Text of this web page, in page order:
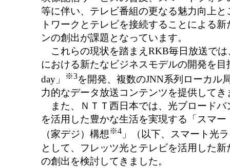
等に伴い、テレビ番組の更なる魅力向上と
トワークとテレビを接続することによる
ンの創出が課題となっています。
これらの現状を踏まえRKB毎日放送では
における新たなビジネスモデルの開発を目
day」
※3を開発、複数のJNN系列ローカル
力的なデータ放送コンテンツを提供してき
また、ＮＴＴ西日本では、光ブロードバ
を活用した豊かな生活を実現する「スマー
（家デジ）構想※4 」（以下、スマート光
として、フレッツ光とテレビを活用した新
の創出を検討してきました。